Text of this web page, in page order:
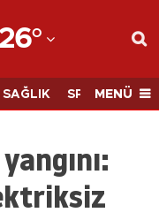
26°
SAĞLIK SPORMENÜ